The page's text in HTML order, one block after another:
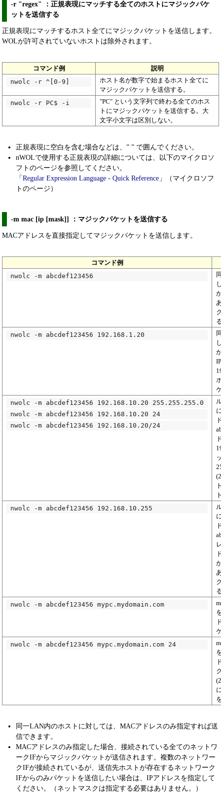
-r "regex" ：正規表現にマッチする全てのホストにマジックパケ
ットを送信する
正規表現にマッチするホスト全てにマジックパケットを送信します。
WOLが許可されていないホストは除外されます。
コマンド例
説明
nwolc -r ^[0-9]
ホスト名が数字で始まるホスト全てに
マジックパケットを送信する。
nwolc -r PC$ -i
"PC" という文字列で終わる全てのホス
トにマジックパケットを送信する。大
文字小文字は区別しない。
正規表現に空白を含む場合などは、” ” で囲んでください。
nWOLで使用する正規表現の詳細については、以下のマイクロソ
フトのページを参照してください。
「 Regular Expression Language - Quick Reference 」（マイクロソフ
トのページ）
-m mac [ip [mask]] ：マジックパケットを送信する
MACアドレスを直接指定してマジックパケットを送信します。
コマンド例
nwolc -m abcdef123456
nwolc -m abcdef123456 192.168.1.20
nwolc -m abcdef123456 192.168.10.20 255.255.255.0
nwolc -m abcdef123456 192.168.10.20 24
nwolc -m abcdef123456 192.168.10.20/24
nwolc -m abcdef123456 192.168.10.255
nwolc -m abcdef123456 mypc.mydomain.com
nwolc -m abcdef123456 mypc.mydomain.com 24
同一LAN内のホストに対しては、MACアドレスのみ指定すれば送
信できます。
MACアドレスのみ指定した場合、接続されている全てのネットワ
ークIFからマジックパケットが送信されます。複数のネットワー
クIFが接続されているが、送信先ホストが存在するネットワーク
IFからのみパケットを送信したい場合は、IPアドレスを指定して
ください。（ネットマスクは指定する必要はありません。）